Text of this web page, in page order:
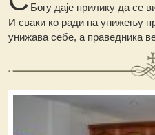
Богу даје прилику да се
И сваки ко ради на унижењу
унижава себе, а праведника